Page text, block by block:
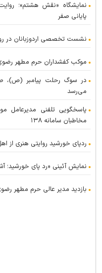
نمایشگاه «نقش هشتم»؛
پایانی صفر
نشست تخصصی اردو‌زبانان در
موکب کفشداران حرم مطهر
در سوگ رحلت پیامبر (ص)،
می‌رسد
پاسخگویی تلفنی
مخاطبان سامانه ۱۳۸
ردپای خورشید روایتی هنری
نمایش آئینی «رد پای خورشید؛
بازدید مدیر عالی حرم مطهر